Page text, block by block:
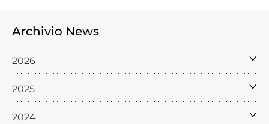
Archivio News
2026
2025
2024